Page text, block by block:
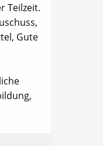
Teilzeit.
Gute